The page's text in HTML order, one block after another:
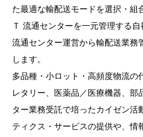
た最適な輸配送モードを選択・組
Ｔ 流通センターを一元管理する
流通センター運営から輸配送業務
します。
多品種・小ロット・高頻度物流の
レタリー、医薬品／医療機器、部
ター業務受託で培ったカイゼン活
ティクス・サービスの提供や、情